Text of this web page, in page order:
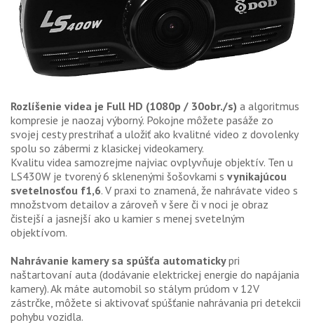
Rozlíšenie videa je Full HD (1080p / 30obr./s) a algoritmus
kompresie je naozaj výborný. Pokojne môžete pasáže zo
svojej cesty prestrihať a uložiť ako kvalitné video z dovolenky
spolu so zábermi z klasickej videokamery.
Kvalitu videa samozrejme najviac ovplyvňuje objektív. Ten u
LS430W je tvorený 6 sklenenými šošovkami s vynikajúcou
svetelnosťou f1,6. V praxi to znamená, že nahrávate video s
množstvom detailov a zároveň v šere či v noci je obraz
čistejší a jasnejší ako u kamier s menej svetelným
objektívom.
Nahrávanie kamery sa spúšťa automatickypri
naštartovaní auta (dodávanie elektrickej energie do napájania
kamery). Ak máte automobil so stálym prúdom v 12V
zástrčke, môžete si aktivovať spúšťanie nahrávania pri detekcii
pohybu vozidla.